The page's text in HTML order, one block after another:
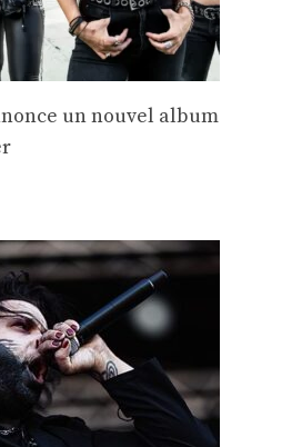
un nouvel album